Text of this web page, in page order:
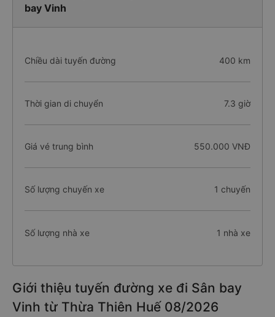
bay Vinh
Chiều dài tuyến đường 400 km
Thời gian di chuyển 7.3 giờ
Giá vé trung bình 550.000 VNĐ
Số lượng chuyến xe 1 chuyến
Số lượng nhà xe 1 nhà xe
Giới thiệu tuyến đường xe đi Sân bay
Vinh từ Thừa Thiên Huế 08/2026